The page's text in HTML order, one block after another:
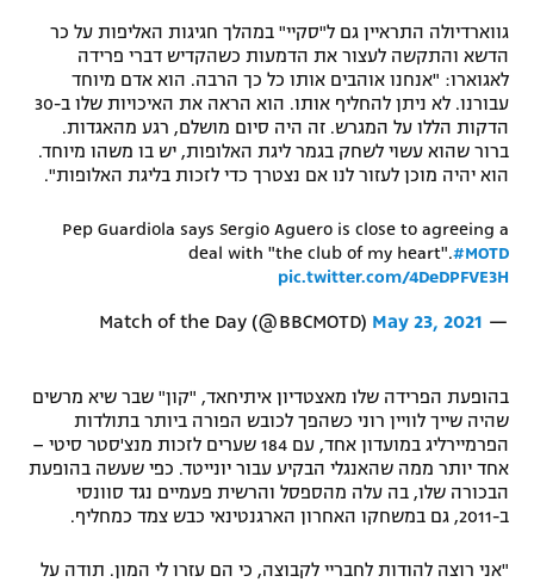
לוח דרושים – ג'ובנט
תגיות
המגזין
גווארדיולה התראיין גם ל"סקיי" במהלך חגיגות האליפות על כר
הדשא והתקשה לעצור את הדמעות כשהקדיש דברי פרידה
לאגוארו: "אנחנו אוהבים אותו כל כך הרבה. הוא אדם מיוחד
עבורנו. לא ניתן להחליף אותו. הוא הראה את האיכויות שלו ב-30
הדקות הללו על המגרש. זה היה סיום מושלם, רגע מהאגדות.
ברור שהוא עשוי לשחק בגמר ליגת האלופות, יש בו משהו מיוחד.
הוא יהיה מוכן לעזור לנו אם נצטרך כדי לזכות בליגת האלופות".
Pep Guardiola says Sergio Aguero is close to agreeing a
deal with "the club of my heart".#MOTD
pic.twitter.com/4DeDPFVE3H
— Match of the Day (@BBCMOTD)
May 23, 2021
בהופעת הפרידה שלו מאצטדיון איתיחאד, "קון" שבר שיא מרשים
שהיה שייך לוויין רוני כשהפך לכובש הפורה ביותר בתולדות
הפרמיירליג במועדון אחד, עם 184 שערים לזכות מנצ'סטר סיטי –
אחד יותר ממה שהאנגלי הבקיע עבור יונייטד. כפי שעשה בהופעת
הבכורה שלו, בה עלה מהספסל והרשית פעמיים נגד סוונסי
ב-2011, גם במשחקו האחרון הארגנטינאי כבש צמד כמחליף.
"אני רוצה להודות לחבריי לקבוצה, כי הם עזרו לי המון. תודה על